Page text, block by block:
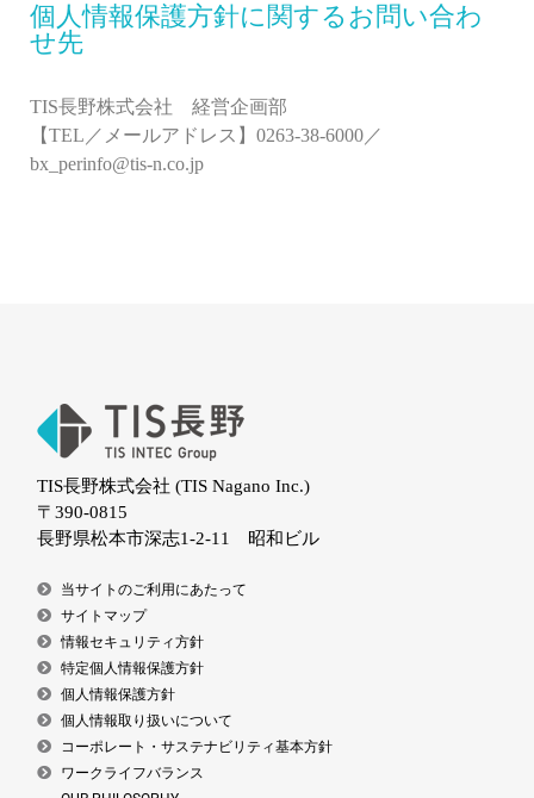
個人情報保護方針に関するお問い合わ
せ先
TIS長野株式会社 経営企画部
【TEL／メールアドレス】0263-38-6000／
bx_perinfo@tis-n.co.jp
TIS長野株式会社 (TIS Nagano Inc.)
〒390-0815
長野県松本市深志1-2-11 昭和ビル
当サイトのご利用にあたって
サイトマップ
情報セキュリティ方針
特定個人情報保護方針
個人情報保護方針
個人情報取り扱いについて
コーポレート・サステナビリティ基本方針
ワークライフバランス